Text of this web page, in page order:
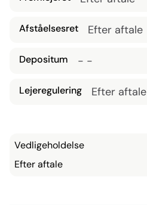
attraktive områder.
Afståelsesret Efter aftale
Depositum - -
Lejeregulering Efter aftale
Vedligeholdelse
Efter aftale